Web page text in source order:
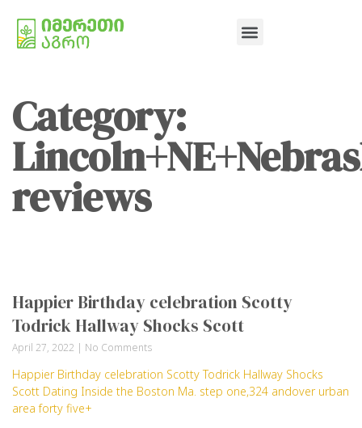
Category:
reviews
Happier Birthday celebration Scotty
Todrick Hallway Shocks Scott
April 27, 2022 No Comments
Happier Birthday celebration Scotty Todrick Hallway Shocks
Scott Dating Inside the Boston Ma. step one,324 andover urban
area forty five+